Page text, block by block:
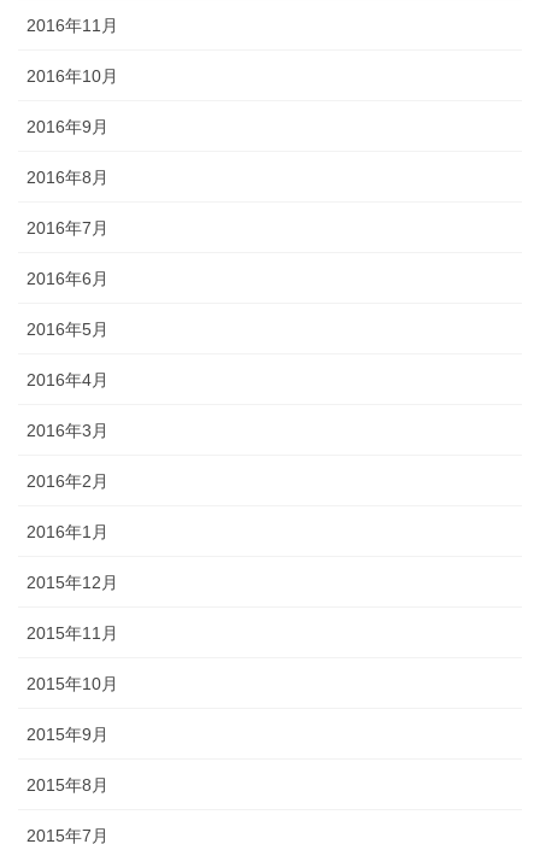
2016年11月
2016年10月
2016年9月
2016年8月
2016年7月
2016年6月
2016年5月
2016年4月
2016年3月
2016年2月
2016年1月
2015年12月
2015年11月
2015年10月
2015年9月
2015年8月
2015年7月